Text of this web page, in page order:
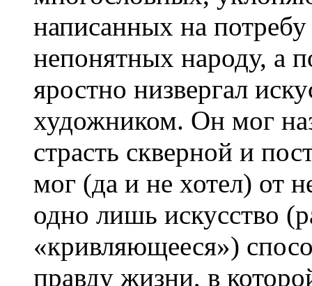
написанных на
непонятных народу, а
яростно низвергал
художником. Он мог
страсть скверной и
мог (да и не хотел) от
одно лишь искусство
«кривляющееся»)
правду жизни, в